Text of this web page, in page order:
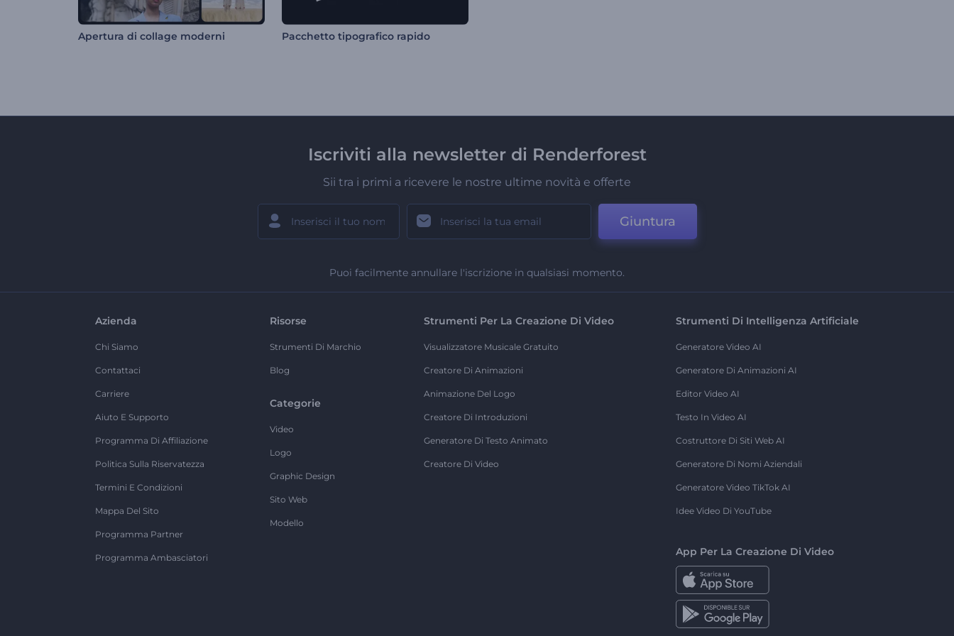
Apertura di collage moderni Pacchetto tipografico rapido
Iscriviti alla newsletter di Renderforest
Sii tra i primi a ricevere le nostre ultime novità e offerte
Giuntura
Puoi facilmente annullare l'iscrizione in qualsiasi momento.
Azienda
Chi Siamo
Contattaci
Carriere
Aiuto E Supporto
Programma Di Affiliazione
Politica Sulla Riservatezza
Termini E Condizioni
Mappa Del Sito
Programma Partner
Programma Ambasciatori
Risorse
Strumenti Di Marchio
Blog
Categorie
Video
Logo
Graphic Design
Sito Web
Modello
Strumenti Per La Creazione Di Video
Visualizzatore Musicale Gratuito
Creatore Di Animazioni
Animazione Del Logo
Creatore Di Introduzioni
Generatore Di Testo Animato
Creatore Di Video
Strumenti Di Intelligenza Artificiale
Generatore Video AI
Generatore Di Animazioni AI
Editor Video AI
Testo In Video AI
Costruttore Di Siti Web AI
Generatore Di Nomi Aziendali
Generatore Video TikTok AI
Idee Video Di YouTube
App Per La Creazione Di Video